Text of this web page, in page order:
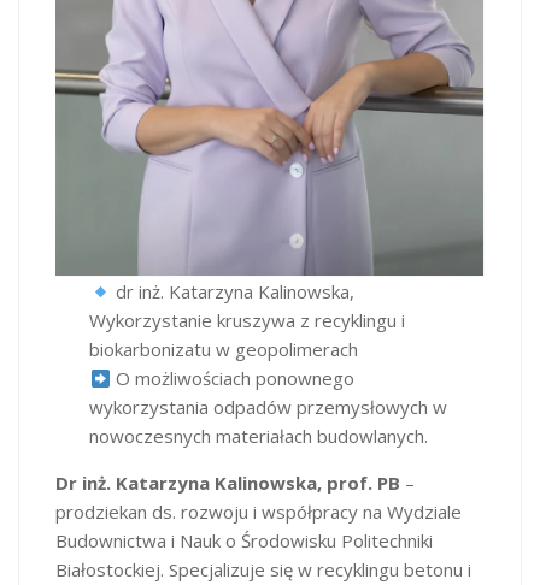
dr inż. Katarzyna Kalinowska,
Wykorzystanie kruszywa z recyklingu i
biokarbonizatu w geopolimerach
O możliwościach ponownego
wykorzystania odpadów przemysłowych w
nowoczesnych materiałach budowlanych.
Dr inż. Katarzyna Kalinowska, prof. PB –
prodziekan ds. rozwoju i współpracy na Wydziale
Budownictwa i Nauk o Środowisku Politechniki
Białostockiej. Specjalizuje się w recyklingu betonu i